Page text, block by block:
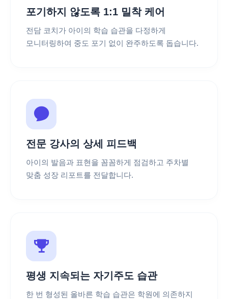
포기하지 않도록 1:1 밀착 케어
전담 코치가 아이의 학습 습관을 다정하게
모니터링하여 중도 포기 없이 완주하도록 돕습니다.
전문 강사의 상세 피드백
아이의 발음과 표현을 꼼꼼하게 점검하고 주차별
맞춤 성장 리포트를 전달합니다.
평생 지속되는 자기주도 습관
한 번 형성된 올바른 학습 습관은 학원에 의존하지